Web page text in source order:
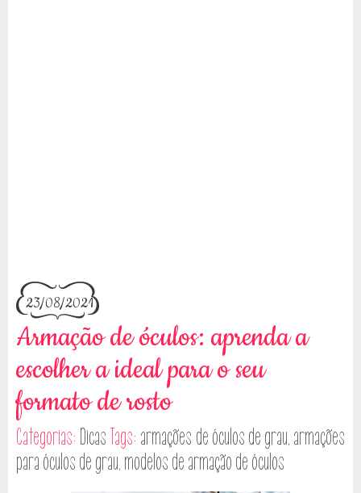
23/08/2021
Armação de óculos: aprenda a
escolher a ideal para o seu
formato de rosto
Categorias: Dicas Tags: armações de óculos de grau, armações
para óculos de grau, modelos de armação de óculos